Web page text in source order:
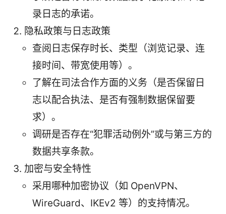
录日志的承诺。
隐私政策与日志政策
查阅日志保存时长、类型（浏览记录、连
接时间、带宽使用等）。
了解在司法合作方面的义务（是否保留日
志以配合执法、是否有强制数据保留要
求）。
调研是否存在“犯罪活动例外”或与第三方的
数据共享条款。
加密与安全特性
采用哪种加密协议（如 OpenVPN、
WireGuard、IKEv2 等）的支持情况。